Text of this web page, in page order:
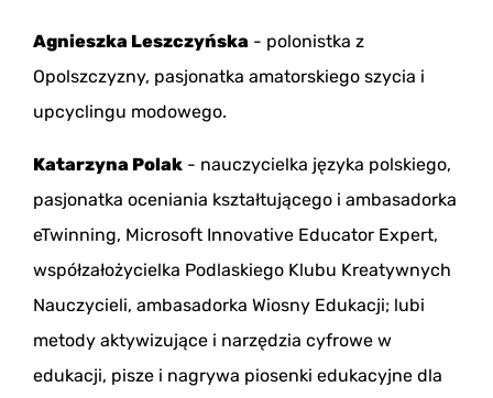
Agnieszka Leszczyńska - polonistka z
Opolszczyzny, pasjonatka amatorskiego szycia i
upcyclingu modowego.
Katarzyna Polak - nauczycielka języka polskiego,
pasjonatka oceniania kształtującego i ambasadorka
eTwinning, Microsoft Innovative Educator Expert,
współzałożycielka Podlaskiego Klubu Kreatywnych
Nauczycieli, ambasadorka Wiosny Edukacji; lubi
metody aktywizujące i narzędzia cyfrowe w
edukacji, pisze i nagrywa piosenki edukacyjne dla